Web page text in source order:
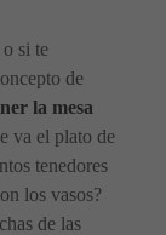
o si te
de
la mesa
va el plato de
tenedores
los vasos?
de las